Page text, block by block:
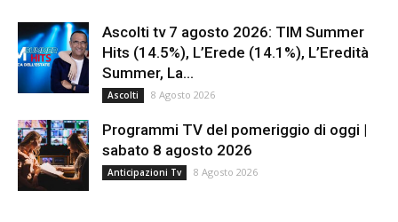
Ascolti tv 7 agosto 2026: TIM Summer
Hits (14.5%), L’Erede (14.1%), L’Eredità
Summer, La...
Ascolti 8 Agosto 2026
Programmi TV del pomeriggio di oggi |
sabato 8 agosto 2026
Anticipazioni Tv 8 Agosto 2026